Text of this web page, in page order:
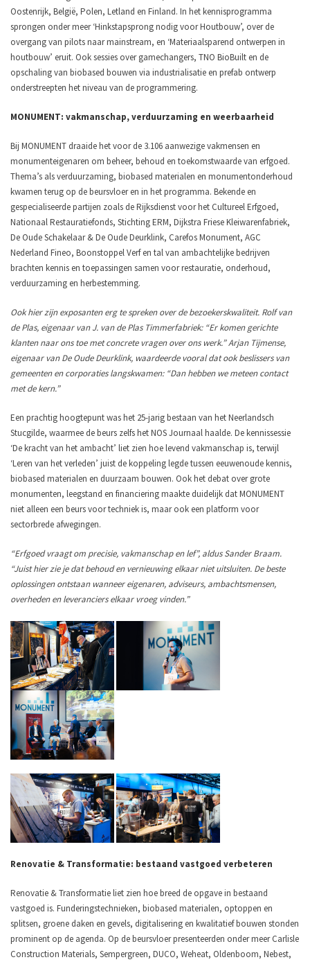
Oostenrijk, België, Polen, Letland en Finland. In het kennisprogramma
sprongen onder meer ‘Hinkstapsprong nodig voor Houtbouw’, over de
overgang van pilots naar mainstream, en ‘Materiaalsparend ontwerpen in
houtbouw’ eruit. Ook sessies over gamechangers, TNO BioBuilt en de
opschaling van biobased bouwen via industrialisatie en prefab ontwerp
onderstreepten het niveau van de programmering.
MONUMENT: vakmanschap, verduurzaming en weerbaarheid
Bij MONUMENT draaide het voor de 3.106 aanwezige vakmensen en
monumenteigenaren om beheer, behoud en toekomstwaarde van erfgoed.
Thema’s als verduurzaming, biobased materialen en monumentonderhoud
kwamen terug op de beursvloer en in het programma. Bekende en
gespecialiseerde partijen zoals de Rijksdienst voor het Cultureel Erfgoed,
Nationaal Restauratiefonds, Stichting ERM, Dijkstra Friese Kleiwarenfabriek,
De Oude Schakelaar & De Oude Deurklink, Carefos Monument, AGC
Nederland Fineo, Boonstoppel Verf en tal van ambachtelijke bedrijven
brachten kennis en toepassingen samen voor restauratie, onderhoud,
verduurzaming en herbestemming.
Ook hier zijn exposanten erg te spreken over de bezoekerskwaliteit. Rolf van
de Plas, eigenaar van J. van de Plas Timmerfabriek: “Er komen gerichte
klanten naar ons toe met concrete vragen over ons werk.” Arjan Tijmense,
eigenaar van De Oude Deurklink, waardeerde vooral dat ook beslissers van
gemeenten en corporaties langskwamen: “Dan hebben we meteen contact
met de kern.”
Een prachtig hoogtepunt was het 25-jarig bestaan van het Neerlandsch
Stucgilde, waarmee de beurs zelfs het NOS Journaal haalde. De kennissessie
‘De kracht van het ambacht’ liet zien hoe levend vakmanschap is, terwijl
‘Leren van het verleden’ juist de koppeling legde tussen eeuwenoude kennis,
biobased materialen en duurzaam bouwen. Ook het debat over grote
monumenten, leegstand en financiering maakte duidelijk dat MONUMENT
niet alleen een beurs voor techniek is, maar ook een platform voor
sectorbrede afwegingen.
“Erfgoed vraagt om precisie, vakmanschap en lef”, aldus Sander Braam.
“Juist hier zie je dat behoud en vernieuwing elkaar niet uitsluiten. De beste
oplossingen ontstaan wanneer eigenaren, adviseurs, ambachtsmensen,
overheden en leveranciers elkaar vroeg vinden.”
Renovatie & Transformatie: bestaand vastgoed verbeteren
Renovatie & Transformatie liet zien hoe breed de opgave in bestaand
vastgoed is. Funderingstechnieken, biobased materialen, optoppen en
splitsen, groene daken en gevels, digitalisering en kwalitatief bouwen stonden
prominent op de agenda. Op de beursvloer presenteerden onder meer Carlisle
Construction Materials, Sempergreen, DUCO, Weheat, Oldenboom, Nebest,